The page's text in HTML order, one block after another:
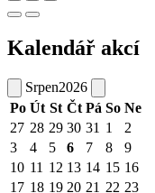
Kalendář akcí
Srpen2026
Po Út St Čt Pá So Ne
27 28 29 30 31 1
2
3
4 5 6 7 8
9
10 11 12 13 14 15 16
17 18 19 20 21 22 23